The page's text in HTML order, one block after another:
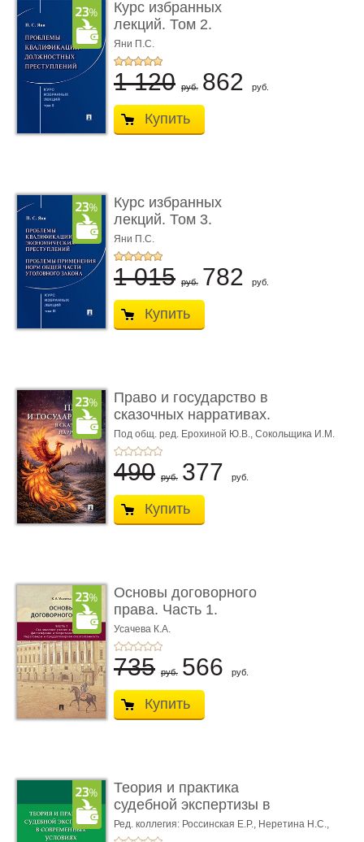
Курс избранных
лекций. Том 2.
Проблемы квалифик ...
Яни П.С.
1 120 руб. 862 руб.
Купить
Курс избранных
лекций. Том 3.
Проблемы квалифик ...
Яни П.С.
1 015 руб. 782 руб.
Купить
Право и государство в
сказочных нарративах.
Мо ...
Под общ. ред. Ерохиной Ю.В., Сокольщика И.М.
490 руб. 377 руб.
Купить
Основы договорного
права. Часть 1.
Становление ...
Усачева К.А.
735 руб. 566 руб.
Купить
Теория и практика
судебной экспертизы в
совре� ...
Ред. коллегия: Россинская Е.Р., Неретина Н.С.,
Чернявская М.С.